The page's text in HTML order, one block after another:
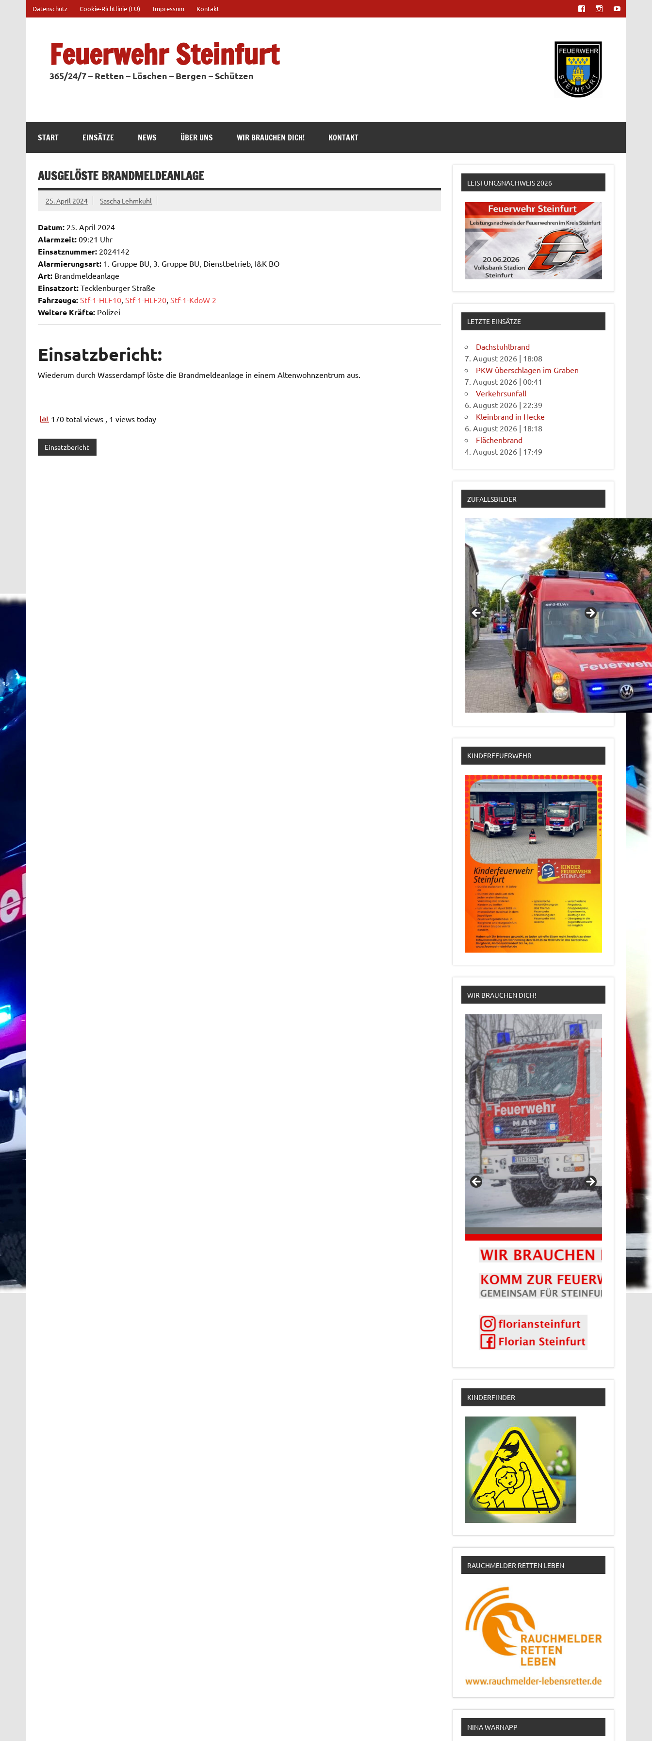
springen
Datenschutz Cookie-Richtlinie (EU) Impressum Kontakt
Feuerwehr Steinfurt
365/24/7 – Retten – Löschen – Bergen – Schützen
START EINSÄTZE NEWS ÜBER UNS WIR BRAUCHEN DICH! KONTAKT
AUSGELÖSTE BRANDMELDEANLAGE
25. April 2024 Sascha Lehmkuhl
Datum:25. April 2024
Alarmzeit:09:21 Uhr
Einsatznummer:2024142
Alarmierungsart:1. Gruppe BU, 3. Gruppe BU, Dienstbetrieb, I&K BO
Art:Brandmeldeanlage
Einsatzort:Tecklenburger Straße
Fahrzeuge: Stf-1-HLF10, Stf-1-HLF20, Stf-1-KdoW 2
Weitere Kräfte:Polizei
Einsatzbericht:
Wiederum durch Wasserdampf löste die Brandmeldeanlage in einem Altenwohnzentrum aus.
170 total views , 1 views today
Einsatzbericht
LEISTUNGSNACHWEIS 2026
LETZTE EINSÄTZE
Dachstuhlbrand
7. August 2026 | 18:08
PKW überschlagen im Graben
7. August 2026 |00:41
Verkehrsunfall
6. August 2026 | 22:39
Kleinbrand in Hecke
6. August 2026 | 18:18
Flächenbrand
4. August 2026 | 17:49
ZUFALLSBILDER
KINDERFEUERWEHR
WIR BRAUCHEN DICH!
KINDERFINDER
RAUCHMELDER RETTEN LEBEN
NINA WARNAPP